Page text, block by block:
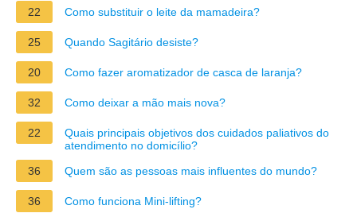
22 Como substituir o leite da mamadeira?
25 Quando Sagitário desiste?
20 Como fazer aromatizador de casca de laranja?
32 Como deixar a mão mais nova?
22
Quais principais objetivos dos cuidados paliativos do
atendimento no domicílio?
36
Quem são as pessoas mais influentes do mundo?
36 Como funciona Mini-lifting?